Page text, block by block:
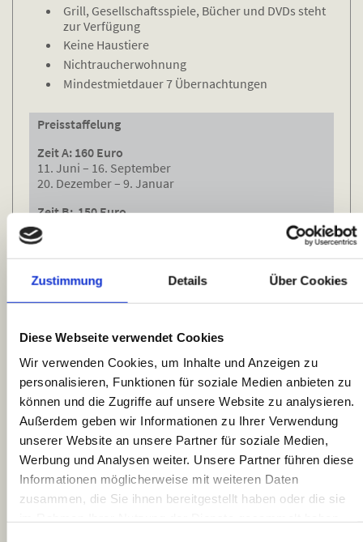
Zustimmung Details Über Cookies
Diese Webseite verwendet Cookies
Wir verwenden Cookies, um Inhalte und Anzeigen zu
personalisieren, Funktionen für soziale Medien anbieten zu
können und die Zugriffe auf unsere Website zu analysieren.
Außerdem geben wir Informationen zu Ihrer Verwendung
unserer Website an unsere Partner für soziale Medien,
Werbung und Analysen weiter. Unsere Partner führen diese
Informationen möglicherweise mit weiteren Daten
zusammen, die Sie ihnen bereitgestellt haben oder die sie
Grill, Gesellschaftsspiele, Bücher und DVDs steht
zur Verfügung
Keine Haustiere
Nichtraucherwohnung
Mindestmietdauer 7 Übernachtungen
Preisstaffelung
Zeit A: 160 Euro
11. Juni – 16. September
20. Dezember – 9. Januar
Zeit B: 150 Euro
10. Januar – 10. Juni
17. September – 31. Oktober
1. November – 19. Dezember
Belegungskalender für die
Hauptsaison von April bis Oktober
Buchungen von November bis zu Ostern im Folgejahr sind nur auf
besondere Anfrage möglich (Im Kalender als „nicht verfügbar”
markiert).
Buchungen vom 26. Dezember bis 9. Januar sind möglich.
Sommerköken
frei
reserviert